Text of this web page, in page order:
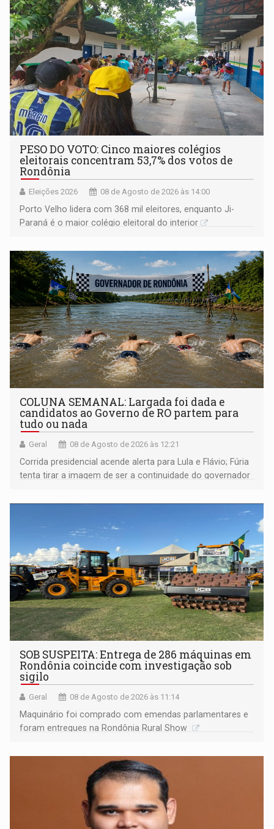
PESO DO VOTO: Cinco maiores colégios
eleitorais concentram 53,7% dos votos de
Rondônia
Eleições 2026 08 de Agosto de 2026 às 14:00
Porto Velho lidera com 368 mil eleitores, enquanto Ji-
Paraná é o maior colégio eleitoral do interior
COLUNA SEMANAL: Largada foi dada e
candidatos ao Governo de RO partem para
tudo ou nada
Geral 08 de Agosto de 2026 às 12:21
Corrida presidencial acende alerta para Lula e Flávio; Fúria
tenta tirar a imagem de ser a continuidade do governador
não ter entrado no modo eleição; ABAV faz evento em
SOB SUSPEITA: Entrega de 286 máquinas em
Rondônia coincide com investigação sob
sigilo
Geral 08 de Agosto de 2026 às 11:14
Maquinário foi comprado com emendas parlamentares e
foram entregues na Rondônia Rural Show